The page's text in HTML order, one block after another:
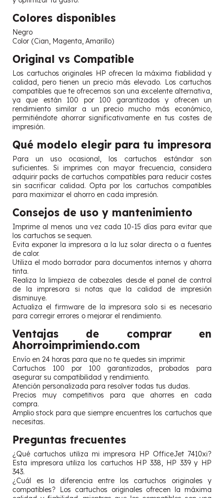
Colores disponibles
Negro
Color (Cian, Magenta, Amarillo)
Original vs Compatible
Los cartuchos originales HP ofrecen la máxima fiabilidad y
calidad, pero tienen un precio más elevado. Los cartuchos
compatibles que te ofrecemos son una excelente alternativa,
ya que están 100 por 100 garantizados y ofrecen un
rendimiento similar a un precio mucho más económico,
permitiéndote ahorrar significativamente en tus costes de
impresión.
Qué modelo elegir para tu impresora
Para un uso ocasional, los cartuchos estándar son
suficientes. Si imprimes con mayor frecuencia, considera
adquirir packs de cartuchos compatibles para reducir costes
sin sacrificar calidad. Opta por los cartuchos compatibles
para maximizar el ahorro en cada impresión.
Consejos de uso y mantenimiento
Imprime al menos una vez cada 10-15 días para evitar que
los cartuchos se sequen.
Evita exponer la impresora a la luz solar directa o a fuentes
de calor.
Utiliza el modo borrador para documentos internos y ahorra
tinta.
Realiza la limpieza de cabezales desde el panel de control
de la impresora si notas que la calidad de impresión
disminuye.
Actualiza el firmware de la impresora solo si es necesario
para corregir errores o mejorar el rendimiento.
Ventajas de comprar en
Ahorroimprimiendo.com
Envío en 24 horas para que no te quedes sin imprimir.
Cartuchos 100 por 100 garantizados, probados para
asegurar su compatibilidad y rendimiento.
Atención personalizada para resolver todas tus dudas.
Precios muy competitivos para que ahorres en cada
compra.
Amplio stock para que siempre encuentres los cartuchos que
necesitas.
Preguntas frecuentes
¿Qué cartuchos utiliza mi impresora HP OfficeJet 7410xi?
Esta impresora utiliza los cartuchos HP 338, HP 339 y HP
343.
¿Cuál es la diferencia entre los cartuchos originales y
compatibles? Los cartuchos originales ofrecen la máxima